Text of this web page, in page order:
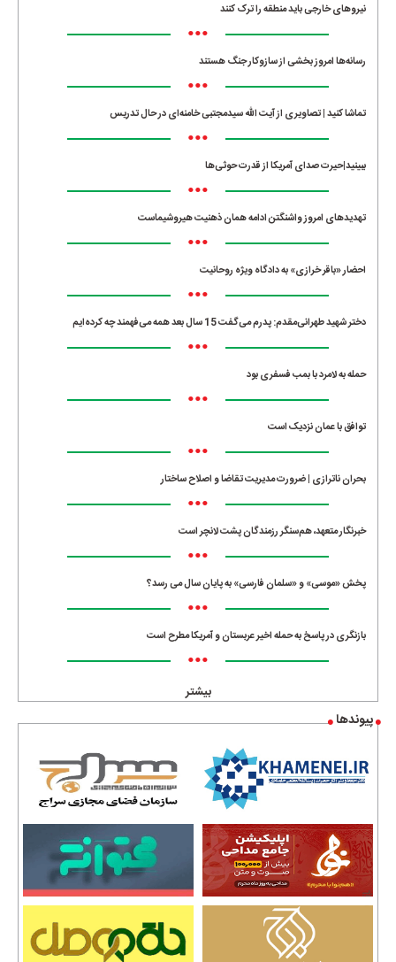
نیروهای خارجی باید منطقه را ترک کنند
•••
رسانه‌ها امروز بخشی از سازوکار جنگ هستند
•••
تماشا کنید | تصاویری از آیت الله سیدمجتبی خامنه‌ای در حال تدریس
•••
ببینید|حیرت صدای آمریکا از قدرت حوثی‌ها
•••
تهدیدهای امروز واشنگتن ادامه همان ذهنیت هیروشیماست
•••
احضار «باقر خرازی» به دادگاه ویژه روحانیت
•••
دختر شهید طهرانی‌مقدم: پدرم می‌گفت 15 سال بعد همه می‌فهمند چه کرده‌ایم
•••
حمله به لامرد با بمب فسفری بود
•••
توافق با عمان نزدیک است
•••
بحران ناترازی | ضرورت مدیریت تقاضا و اصلاح ساختار
•••
خبرنگار متعهد، هم‌سنگر رزمندگان پشت لانچر است
•••
پخش «موسی» و «سلمان فارسی» به پایان سال می رسد؟
•••
بازنگری در پاسخ به حمله اخیر عربستان و آمریکا مطرح است
•••
بیشتر
پیوندها